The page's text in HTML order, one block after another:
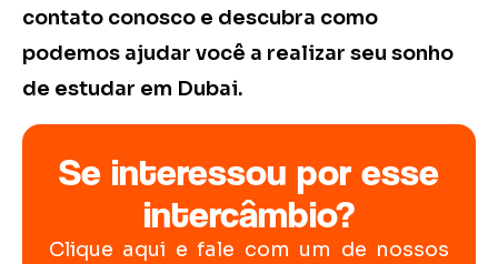
contato conosco e descubra como
podemos ajudar você a realizar seu sonho
de estudar em Dubai.
Se interessou por esse
intercâmbio?
Clique aqui e fale com um de nossos